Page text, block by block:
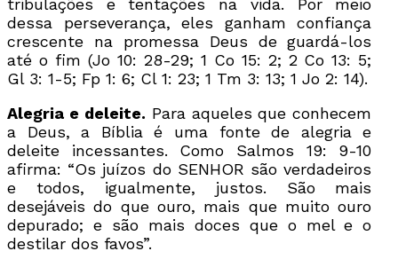
tribulações e tentações na vida. Por meio
dessa perseverança, eles ganham confiança
crescente na promessa Deus de guardá-los
até o fim (Jo 10: 28-29; 1 Co 15: 2; 2 Co 13: 5;
Gl 3: 1-5; Fp 1: 6; Cl 1: 23; 1 Tm 3: 13; 1 Jo 2: 14).
Alegria e deleite. Para aqueles que conhecem
a Deus, a Bíblia é uma fonte de alegria e
deleite incessantes. Como Salmos 19: 9-10
afirma: “Os juízos do SENHOR são verdadeiros
e todos, igualmente, justos. São mais
desejáveis do que ouro, mais que muito ouro
depurado; e são mais doces que o mel e o
destilar dos favos”.